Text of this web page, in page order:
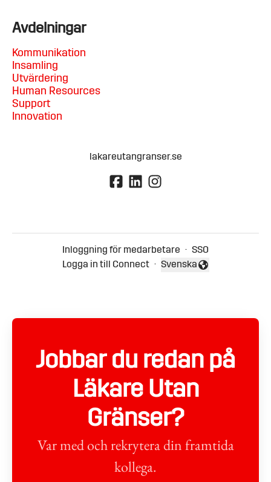
Avdelningar
Kommunikation
Insamling
Utvärdering
Human Resources
Support
Innovation
lakareutangranser.se
Inloggning för medarbetare · SSO
Logga in till Connect ·
Byt språk
Svenska
Jobbar du redan på
Läkare Utan
Gränser?
Var med och rekrytera din framtida
kollega.